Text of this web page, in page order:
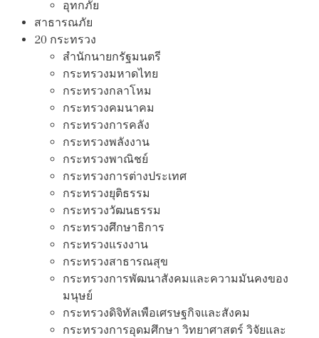
อุทกภัย
สาธารณภัย
20 กระทรวง
สํานักนายกรัฐมนตรี
กระทรวงมหาดไทย
กระทรวงกลาโหม
กระทรวงคมนาคม
กระทรวงการคลัง
กระทรวงพลังงาน
กระทรวงพาณิชย์
กระทรวงการต่างประเทศ
กระทรวงยุติธรรม
กระทรวงวัฒนธรรม
กระทรวงศึกษาธิการ
กระทรวงแรงงาน
กระทรวงสาธารณสุข
กระทรวงการพัฒนาสังคมและความมันคงของ
มนุษย์
กระทรวงดิจิทัลเพือเศรษฐกิจและสังคม
กระทรวงการอุดมศึกษา วิทยาศาสตร์ วิจัยและ